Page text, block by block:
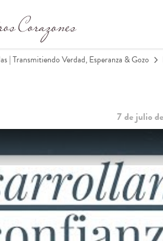
| Transmitiendo Verdad, Esperanza & Gozo
7 de julio